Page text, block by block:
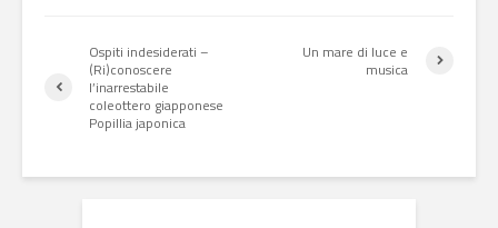
Ospiti indesiderati –
(Ri)conoscere
l’inarrestabile
coleottero giapponese
Popillia japonica
Un mare di luce e
musica